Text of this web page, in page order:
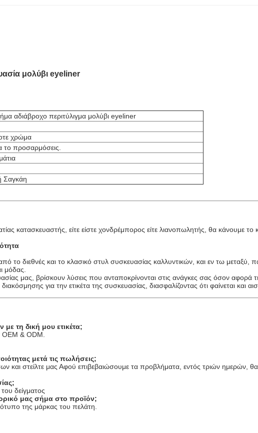
μολύβι eyeliner
αδιάβροχο περιτύλιγμα μολύβι eyeliner
χρώμα
το προσαρμόσεις.
Σαγκάη
κατασκευαστής, είτε είστε χονδρέμπορος είτε λιανοπωλητής, θα κάνουμε
το διεθνές και το κλασικό στυλ συσκευασίας καλλυντικών, και εν τω μεταξύ,
μόδας.
μας, βρίσκουν λύσεις που ανταποκρίνονται στις ανάγκες σας όσον
για την ετικέτα της συσκευασίας, διασφαλίζοντας ότι φαίνεται και
τη δική μου ετικέτα;
& ODM.
μετά τις πωλήσεις;
στείλτε μας Αφού επιβεβαιώσουμε τα προβλήματα, εντός τριών ημερών, θα
δείγματος
μας σήμα στο προϊόν;
της μάρκας του πελάτη.